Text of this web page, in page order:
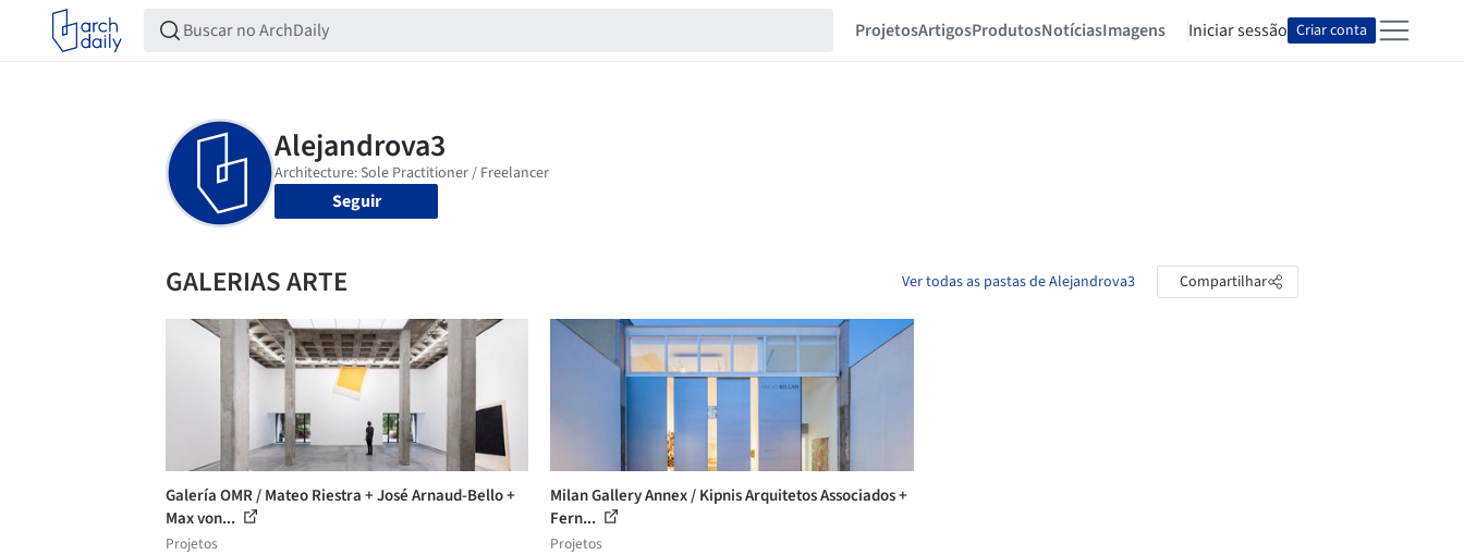
ProjetosArtigosProdutosNotíciasImagens Iniciar sessão Criar conta
Seguir
GALERIAS ARTE Ver todas as pastas de Alejandrova3 Compartilhar
Galería OMR / Mateo Riestra + José Arnaud-Bello +
Max von...
Projetos
Milan Gallery Annex / Kipnis Arquitetos Associados +
Fern...
Projetos